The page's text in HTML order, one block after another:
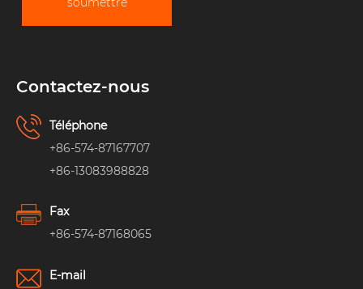
Contactez-nous
Téléphone
+86-574-87167707
+86-13083988828
Fax
+86-574-87168065
E-mail